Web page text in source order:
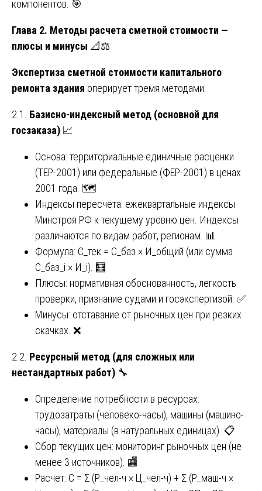
компонентов. 🎯
Глава 2. Методы расчета сметной стоимости —
плюсы и минусы 📐⚖️
Экспертиза сметной стоимости капитального
ремонта здания оперирует тремя методами:
2.1. Базисно-индексный метод (основной для
госзаказа) 📈
Основа: территориальные единичные расценки
(ТЕР-2001) или федеральные (ФЕР-2001) в ценах
2001 года. 🗺️
Индексы пересчета: ежеквартальные индексы
Минстроя РФ к текущему уровню цен. Индексы
различаются по видам работ, регионам. 📊
Формула: С_тек = С_баз × И_общий (или сумма
С_баз_i × И_i). 🧮
Плюсы: нормативная обоснованность, легкость
проверки, признание судами и госэкспертизой. ✅
Минусы: отставание от рыночных цен при резких
скачках. ❌
2.2. Ресурсный метод (для сложных или
нестандартных работ) 🔧
Определение потребности в ресурсах:
трудозатраты (человеко-часы), машины (машино-
часы), материалы (в натуральных единицах). 📋
Сбор текущих цен: мониторинг рыночных цен (не
менее 3 источников). 🏬
Расчет: С = Σ (Р_чел-ч × Ц_чел-ч) + Σ (Р_маш-ч ×